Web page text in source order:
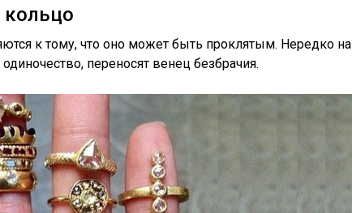
кольцо
к тому, что оно может быть проклятым. Нередко на
переносят венец безбрачия.